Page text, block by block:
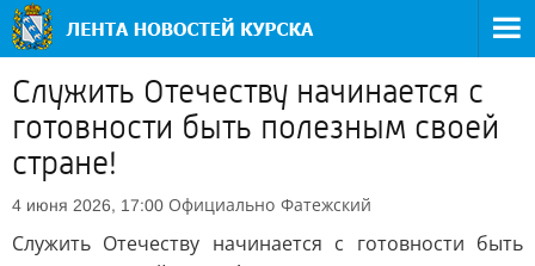
Служить Отечеству начинается с
готовности быть полезным своей
стране!
4 июня 2026, 17:00 Официально Фатежский
Служить Отечеству начинается с готовности быть